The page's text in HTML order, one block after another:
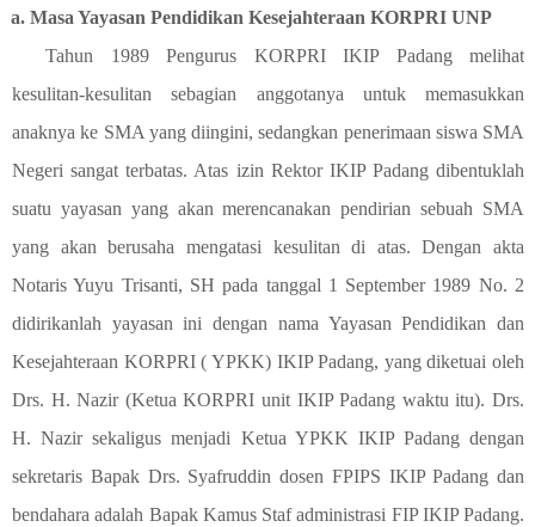
a. Masa Yayasan Pendidikan Kesejahteraan KORPRI UNP
Tahun 1989 Pengurus KORPRI IKIP Padang melihat
kesulitan-kesulitan sebagian anggotanya untuk memasukkan
anaknya ke SMA yang diingini, sedangkan penerimaan siswa SMA
Negeri sangat terbatas. Atas izin Rektor IKIP Padang dibentuklah
suatu yayasan yang akan merencanakan pendirian sebuah SMA
yang akan berusaha mengatasi kesulitan di atas. Dengan akta
Notaris Yuyu Trisanti, SH pada tanggal 1 September 1989 No. 2
didirikanlah yayasan ini dengan nama Yayasan Pendidikan dan
Kesejahteraan KORPRI ( YPKK) IKIP Padang, yang diketuai oleh
Drs. H. Nazir (Ketua KORPRI unit IKIP Padang waktu itu). Drs.
H. Nazir sekaligus menjadi Ketua YPKK IKIP Padang dengan
sekretaris Bapak Drs. Syafruddin dosen FPIPS IKIP Padang dan
bendahara adalah Bapak Kamus Staf administrasi FIP IKIP Padang.